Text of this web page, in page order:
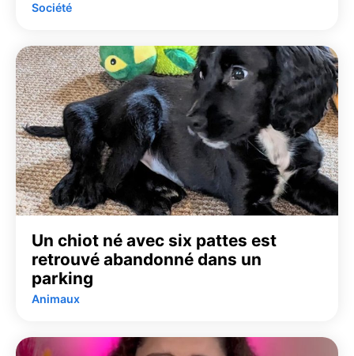
Société
Un chiot né avec six pattes est
retrouvé abandonné dans un
parking
Animaux